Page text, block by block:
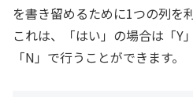
を書き留めるために1つの列を
これは、「はい」の場合は「Y
「N」で行うことができます。